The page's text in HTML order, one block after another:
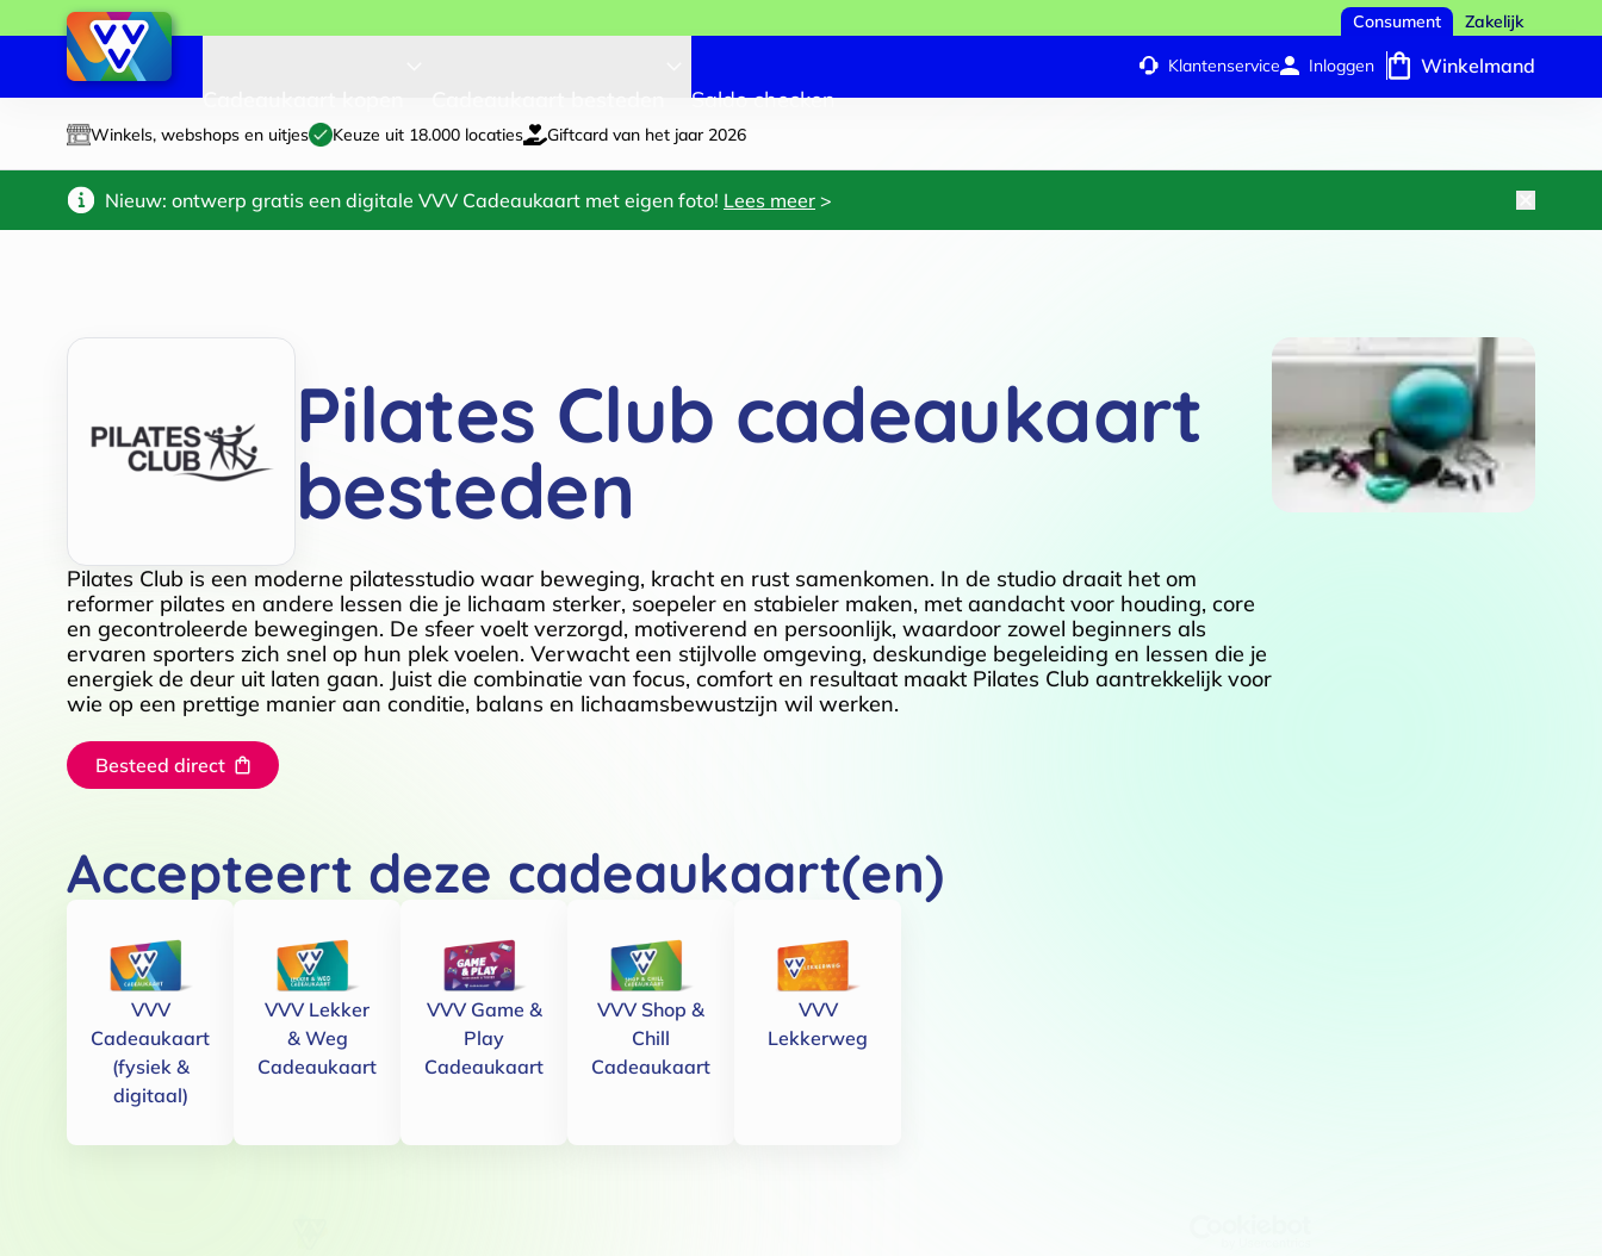
Consument Zakelijk
Saldo checken
Klantenservice Inloggen Winkelmand
Winkels, webshops en uitjes Keuze uit 18.000 locaties Giftcard van het jaar 2026
Nieuw: ontwerp gratis een digitale VVV Cadeaukaart met eigen foto! Lees meer >
Pilates Club cadeaukaart
besteden
Pilates Club is een moderne pilatesstudio waar beweging, kracht en rust samenkomen. In de studio draait het om
reformer pilates en andere lessen die je lichaam sterker, soepeler en stabieler maken, met aandacht voor houding, core
en gecontroleerde bewegingen. De sfeer voelt verzorgd, motiverend en persoonlijk, waardoor zowel beginners als
ervaren sporters zich snel op hun plek voelen. Verwacht een stijlvolle omgeving, deskundige begeleiding en lessen die je
energiek de deur uit laten gaan. Juist die combinatie van focus, comfort en resultaat maakt Pilates Club aantrekkelijk voor
wie op een prettige manier aan conditie, balans en lichaamsbewustzijn wil werken.
Besteed direct
Accepteert deze cadeaukaart(en)
VVV
Cadeaukaart
(fysiek &
digitaal)
VVV Lekker
& Weg
Cadeaukaart
VVV Game &
Play
Cadeaukaart
VVV Shop &
Chill
Cadeaukaart
VVV
Lekkerweg